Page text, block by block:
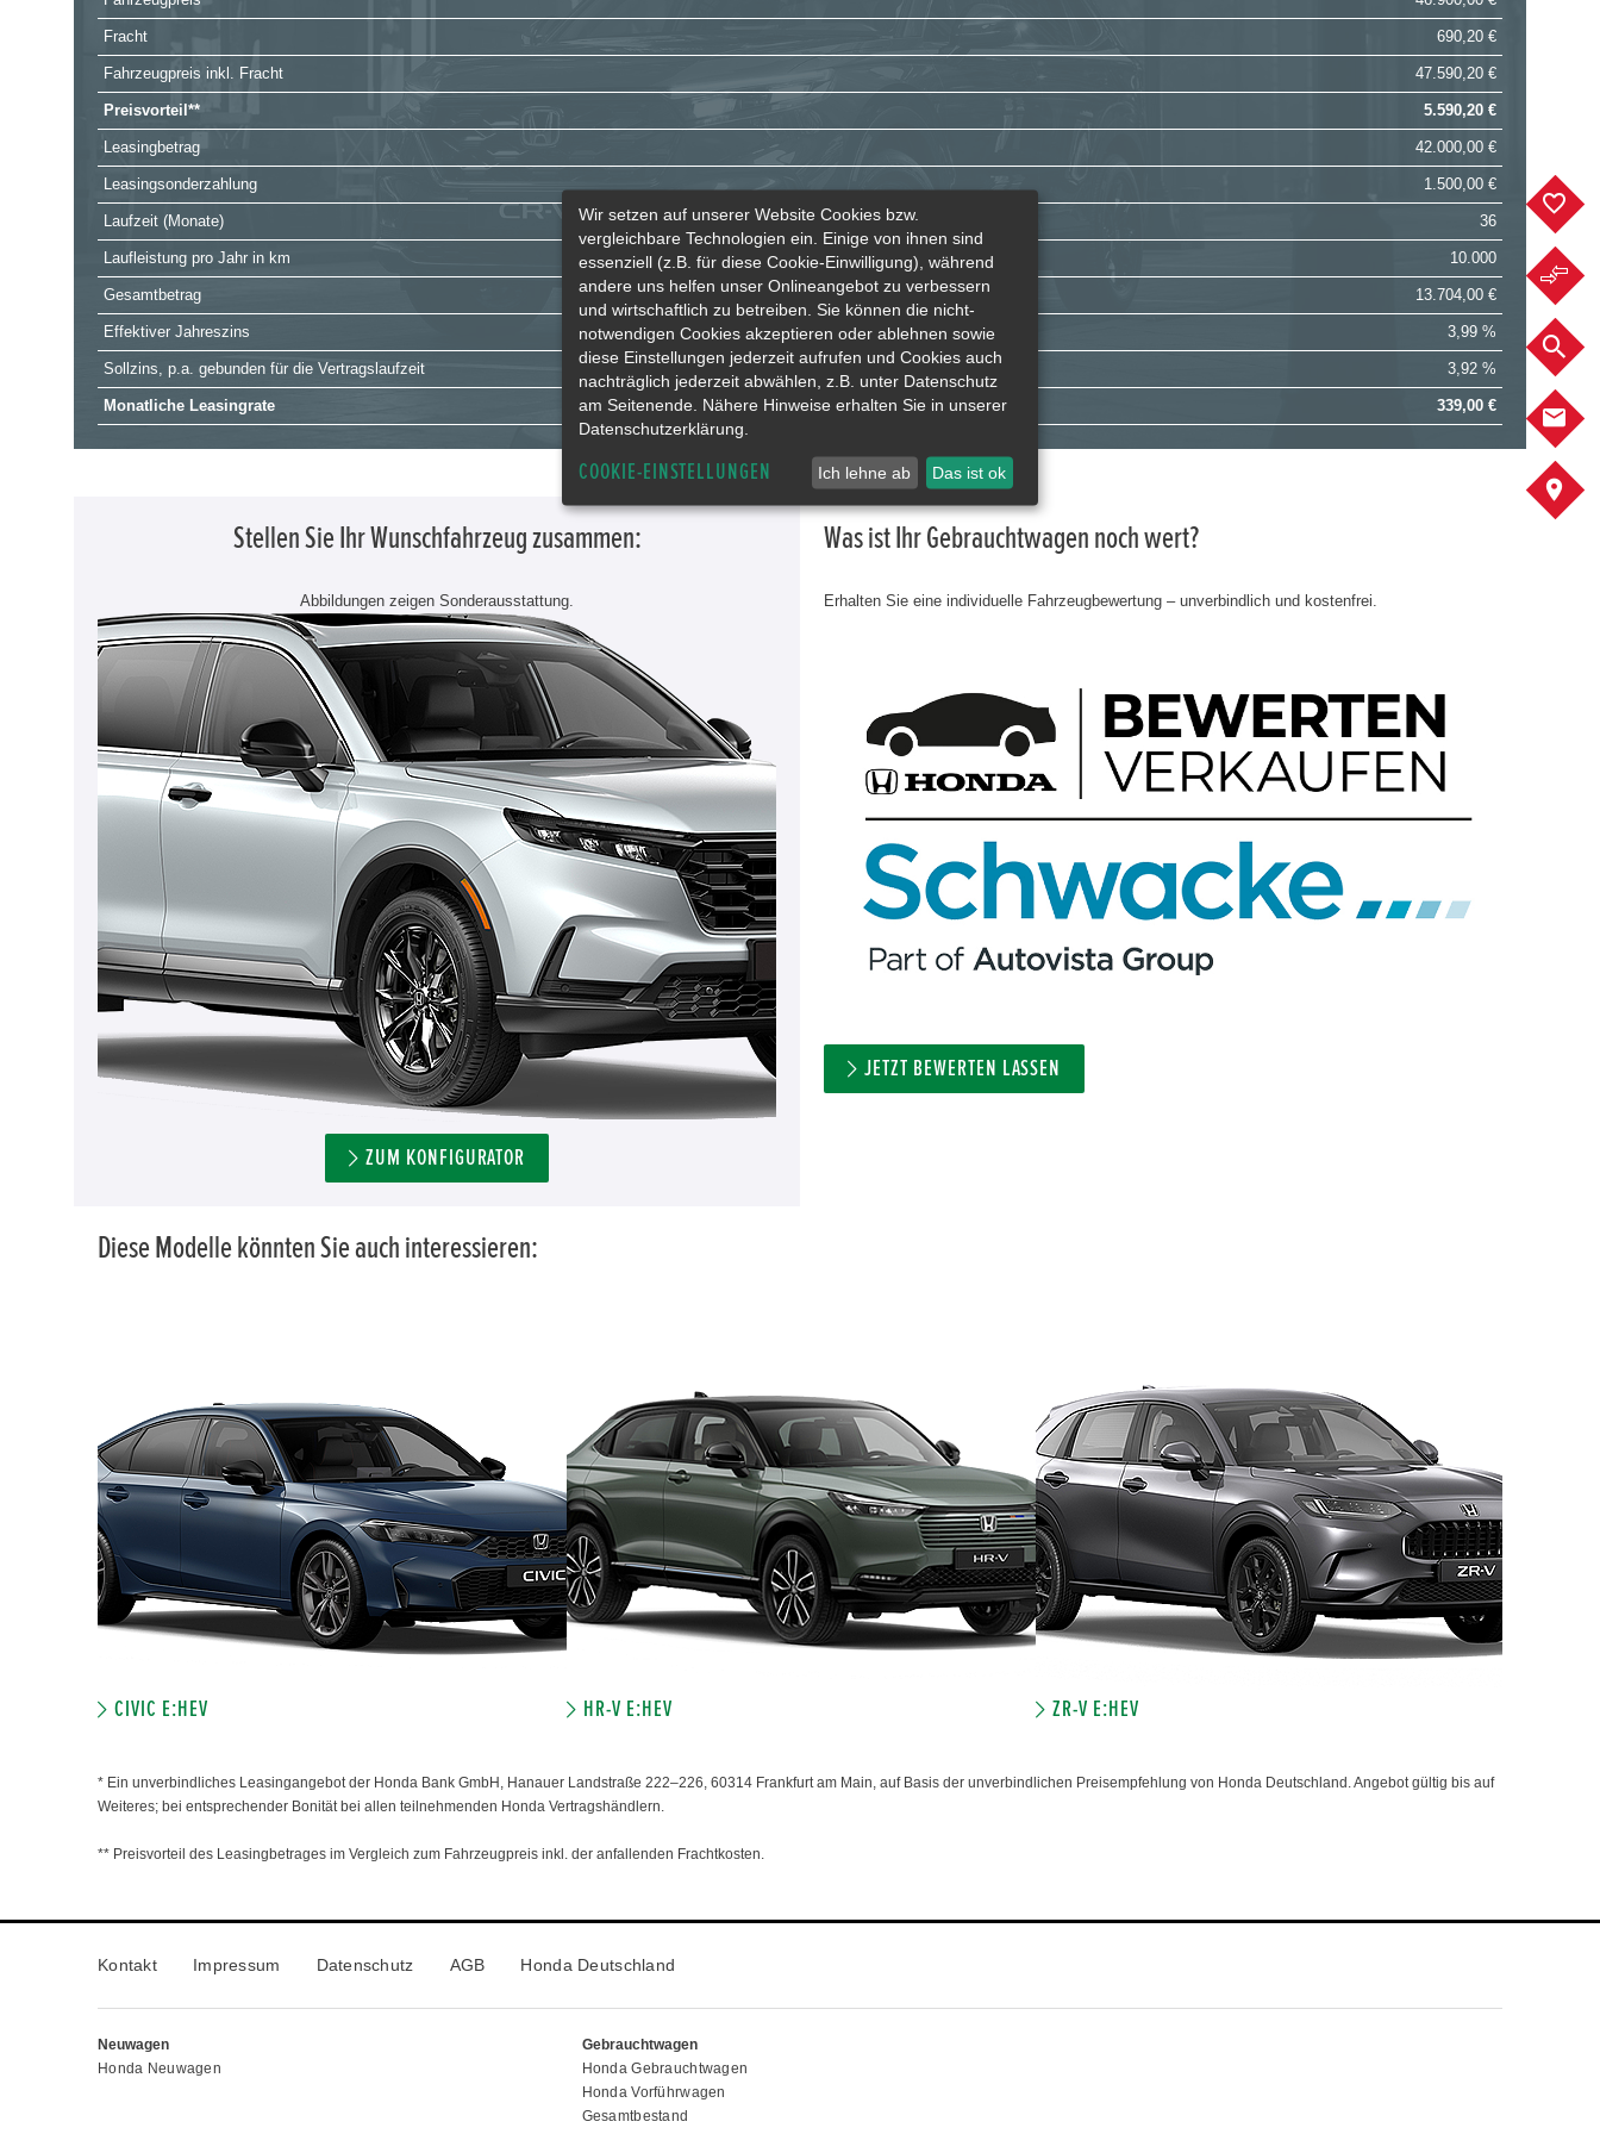
Fracht 690,20 €
Fahrzeugpreis inkl. Fracht 47.590,20 €
Preisvorteil** 5.590,20 €
Leasingbetrag 42.000,00 €
Leasingsonderzahlung 1.500,00 €
Laufzeit (Monate) 36
Laufleistung pro Jahr in km 10.000
Gesamtbetrag 13.704,00 €
Effektiver Jahreszins 3,99 %
Sollzins, p.a. gebunden für die Vertragslaufzeit 3,92 %
Monatliche Leasingrate 339,00 €
Stellen Sie Ihr Wunschfahrzeug zusammen:
Abbildungen zeigen Sonderausstattung.
ZUM KONFIGURATOR
Was ist Ihr Gebrauchtwagen noch wert?
Erhalten Sie eine individuelle Fahrzeugbewertung – unverbindlich und kostenfrei.
JETZT BEWERTEN LASSEN
Diese Modelle könnten Sie auch interessieren:
CIVIC E:HEV HR-V E:HEV ZR-V E:HEV
* Ein unverbindliches Leasingangebot der Honda Bank GmbH, Hanauer Landstraße 222–226, 60314 Frankfurt am Main, auf Basis der unverbindlichen Preisempfehlung von Honda Deutschland. Angebot gültig bis auf
Weiteres; bei entsprechender Bonität bei allen teilnehmenden Honda Vertragshändlern.
** Preisvorteil des Leasingbetrages im Vergleich zum Fahrzeugpreis inkl. der anfallenden Frachtkosten.
Kontakt Impressum Datenschutz AGB Honda Deutschland
Neuwagen
Honda Neuwagen
Gebrauchtwagen
Honda Gebrauchtwagen
Honda Vorführwagen
Gesamtbestand
Wir setzen auf unserer Website Cookies bzw.
vergleichbare Technologien ein. Einige von ihnen sind
essenziell (z.B. für diese Cookie-Einwilligung), während
andere uns helfen unser Onlineangebot zu verbessern
und wirtschaftlich zu betreiben. Sie können die nicht-
notwendigen Cookies akzeptieren oder ablehnen sowie
diese Einstellungen jederzeit aufrufen und Cookies auch
nachträglich jederzeit abwählen, z.B. unter Datenschutz
am Seitenende. Nähere Hinweise erhalten Sie in unserer
Datenschutzerklärung.
COOKIE-EINSTELLUNGEN Ich lehne ab Das ist ok